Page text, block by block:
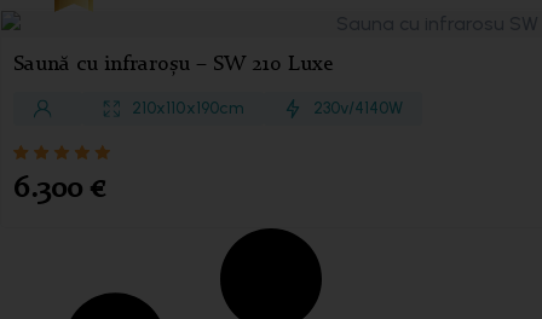
Saună cu infraroșu – SW 210 Luxe
210 x 110 x 190 cm 230v/4140 W
6.300 €